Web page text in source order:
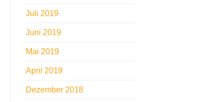
Juli 2019
Juni 2019
Mai 2019
April 2019
Dezember 2018